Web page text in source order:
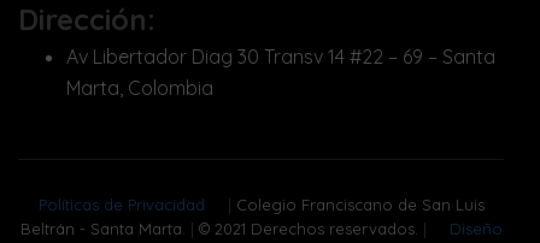
Dirección:
Av Libertador Diag 30 Transv 14 #22 – 69 – Santa
Marta, Colombia
Políticas de Privacidad | Colegio Franciscano de San Luis
Beltrán - Santa Marta. | © 2021 Derechos reservados. | Diseño